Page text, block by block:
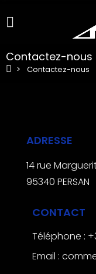
Contactez-nous
Contactez-nous
ADRESSE
14 rue
95340 PERSAN
CONTACT
Téléphone :
Email :